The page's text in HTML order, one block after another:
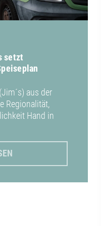
setzt
aus der
Regionalität,
Hand in